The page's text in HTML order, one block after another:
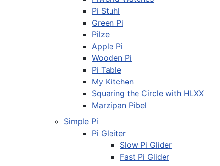
Pi Stuhl
Green Pi
Pilze
Apple Pi
Wooden Pi
Pi Table
My Kitchen
Squaring the Circle with HLXX
Marzipan Pibel
Simple Pi
Pi Gleiter
Slow Pi Glider
Fast Pi Glider